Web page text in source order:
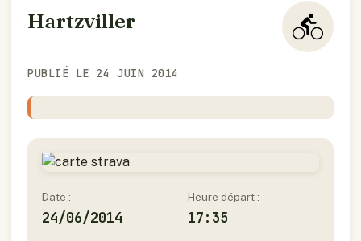
Hartzviller
PUBLIÉ LE 24 JUIN 2014
Date :
24/06/2014
Heure départ :
17:35